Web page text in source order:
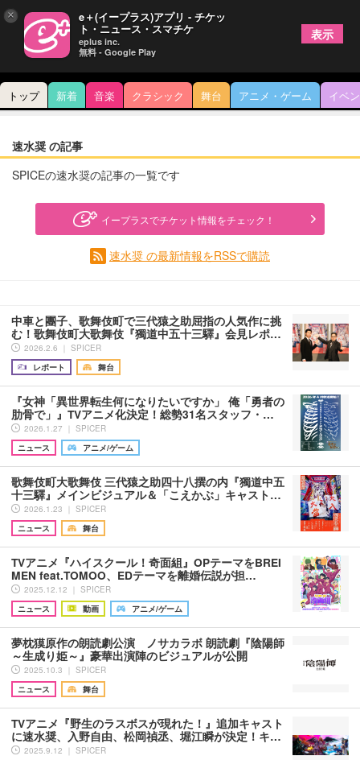
トップ 新着 音楽 クラシック 舞台 アニメ・ゲーム イベ
速水奨 の記事
SPICEの速水奨の記事の一覧です
イープラスでチケット情報をチェック！
速水奨 の最新情報をRSSで購読
中車と團子、歌舞伎町で三代猿之助屈指の人気作に挑
む！歌舞伎町大歌舞伎『獨道中五十三驛』会見レポ…
2026.2.6 ｜ SPICER
レポート
舞台
『女神「異世界転生何になりたいですか」 俺「勇者の
肋骨で」』TVアニメ化決定！総勢31名スタッフ・…
2026.1.27 ｜ SPICER
ニュース
アニメ/ゲーム
歌舞伎町大歌舞伎 三代猿之助四十八撰の内『獨道中五
十三驛』メインビジュアル＆「こえかぶ」キャスト…
2026.1.23 ｜ SPICER
ニュース
舞台
TVアニメ『ハイスクール！奇面組』OPテーマをBREI
MEN feat.TOMOO、EDテーマを離婚伝説が担…
2025.12.12 ｜ SPICER
ニュース
動画 アニメ/ゲーム
夢枕獏原作の朗読劇公演 ノサカラボ 朗読劇『陰陽師
～生成り姫～』豪華出演陣のビジュアルが公開
2025.10.3 ｜ SPICER
ニュース
舞台
TVアニメ『野生のラスボスが現れた！』追加キャスト
に速水奨、入野自由、松岡禎丞、堀江瞬が決定！キ…
2025.9.12 ｜ SPICER
× e＋(イープラス)アプリ - チケッ
ト・ニュース・スマチケ
eplus inc.
無料 - Google Play
表示